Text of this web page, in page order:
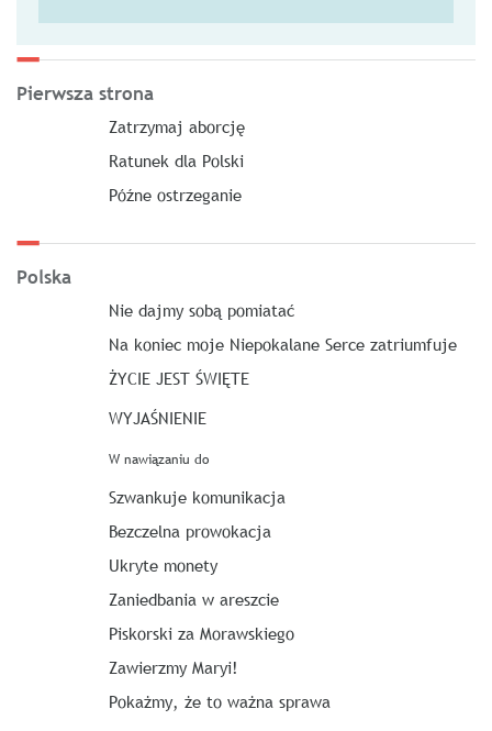
Pierwsza strona
Zatrzymaj aborcję
Ratunek dla Polski
Późne ostrzeganie
Polska
Nie dajmy sobą pomiatać
Na koniec moje Niepokalane Serce zatriumfuje
ŻYCIE JEST ŚWIĘTE
WYJAŚNIENIE
W nawiązaniu do
Szwankuje komunikacja
Bezczelna prowokacja
Ukryte monety
Zaniedbania w areszcie
Piskorski za Morawskiego
Zawierzmy Maryi!
Pokażmy, że to ważna sprawa